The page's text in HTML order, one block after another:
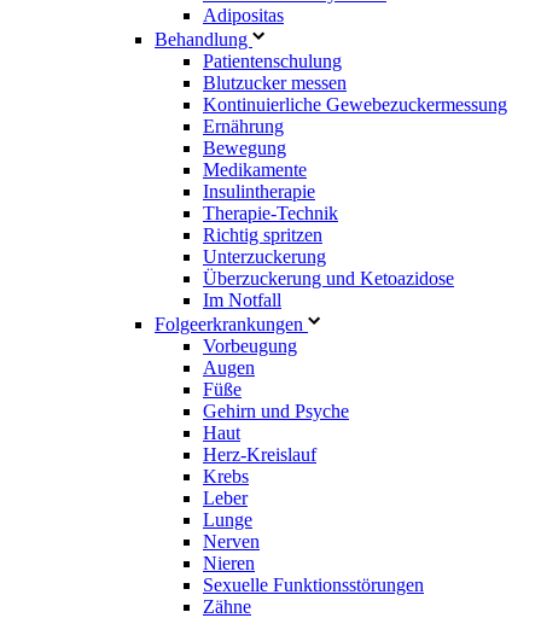
Adipositas
Behandlung
Patientenschulung
Blutzucker messen
Kontinuierliche Gewebezuckermessung
Ernährung
Bewegung
Medikamente
Insulintherapie
Therapie-Technik
Richtig spritzen
Unterzuckerung
Überzuckerung und Ketoazidose
Im Notfall
Folgeerkrankungen
Vorbeugung
Augen
Füße
Gehirn und Psyche
Haut
Herz-Kreislauf
Krebs
Leber
Lunge
Nerven
Nieren
Sexuelle Funktionsstörungen
Zähne